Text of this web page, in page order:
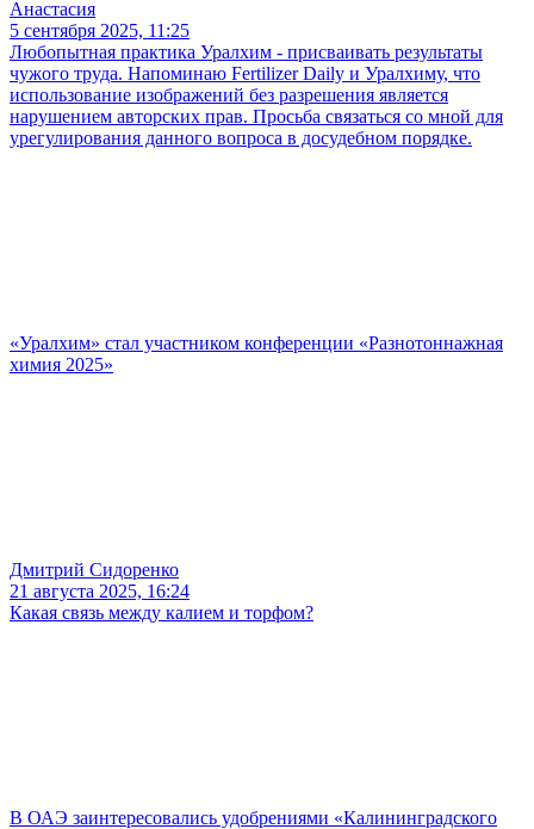
Анастасия
5 сентября 2025, 11:25
Любопытная практика Уралхим - присваивать результаты
чужого труда. Напоминаю Fertilizer Daily и Уралхиму, что
использование изображений без разрешения является
нарушением авторских прав. Просьба связаться со мной для
урегулирования данного вопроса в досудебном порядке.
«Уралхим» стал участником конференции «Разнотоннажная
химия 2025»
Дмитрий Сидоренко
21 августа 2025, 16:24
Какая связь между калием и торфом?
В ОАЭ заинтересовались удобрениями «Калининградского